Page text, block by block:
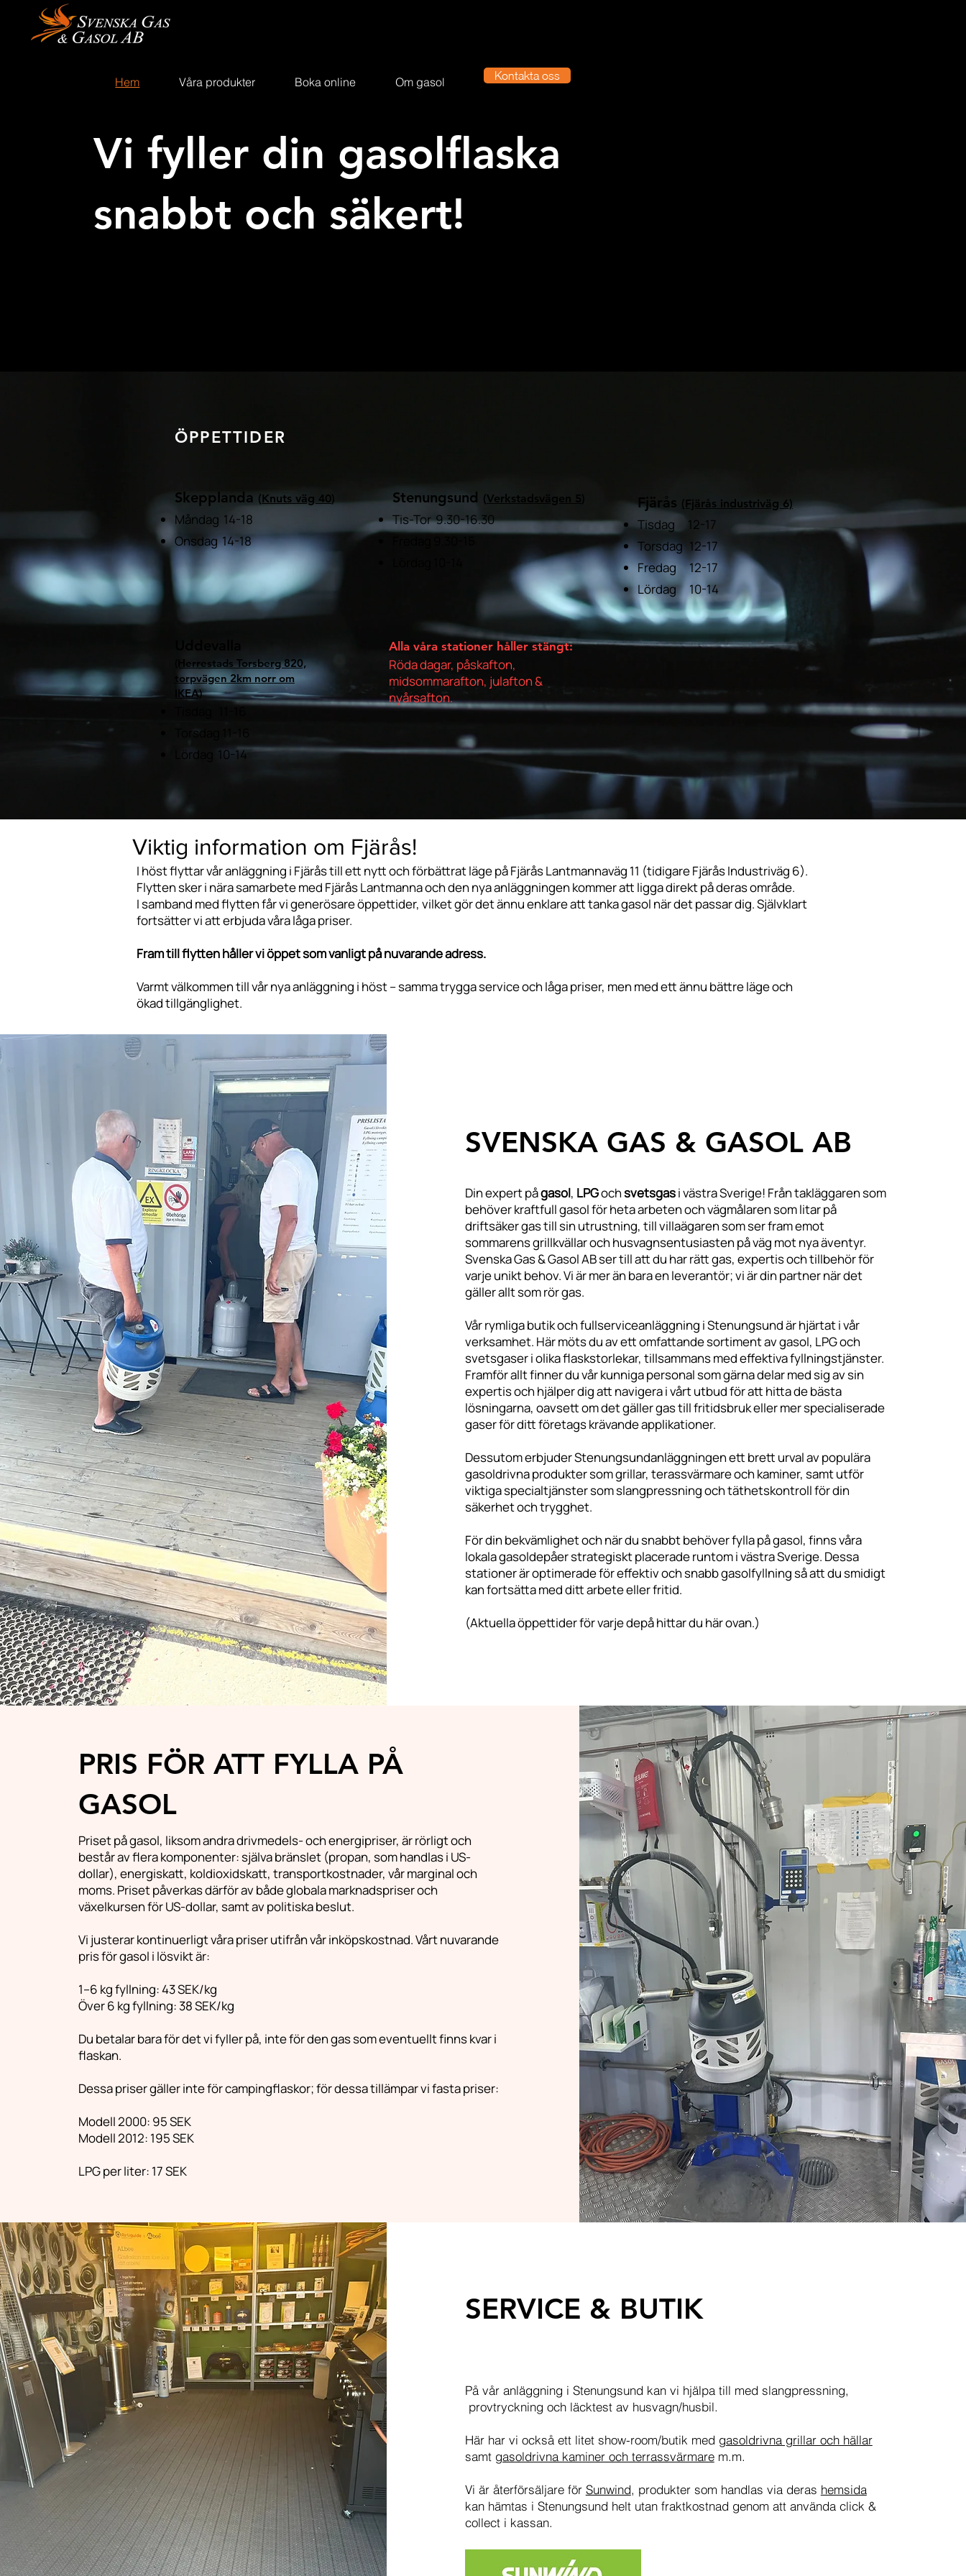
Hem Våra produkter Boka online Om gasol Kontakta oss
Vi fyller din gasolflaska
snabbt och säkert!
Skepplanda (Knuts väg 40)
Måndag 14-18
Onsdag 14-18
Stenungsund (Verkstadsvägen 5
Tis-Tor9.30-16.30
Fjärås (Fjärås industriväg 6)
Tisdag 12-17
Torsdag 12-17
Fredag 12-17
Lördag 10-14
(Herrestads Torsberg 820,
torpvägen 2km norr om
IKEA)
Torsdag 11-16
Lördag 10-14
Alla våra stationer håller stängt:
Röda dagar, påskafton,
midsommarafton, julafton &
nyårsafton.
ÖPPETTIDER
SVENSKA GAS & GASOL AB
Din expert pågasol, LPGochsvetsgasi västra Sverige! Från takläggaren som
behöver kraftfull gasol för heta arbeten och vägmålaren som litar på
driftsäker gas till sin utrustning, till villaägaren som ser fram emot
sommarens grillkvällar och husvagnsentusiasten på väg mot nya äventyr.
Svenska Gas & Gasol AB ser till att du har rätt gas, expertis och tillbehör för
varje unikt behov. Vi är mer än bara en leverantör; vi är din partner när det
gäller allt som rör gas.
Vår rymliga butik och fullserviceanläggning i Stenungsund är hjärtat i vår
verksamhet. Här möts du av ett omfattande sortiment av gasol, LPG och
svetsgaser i olika flaskstorlekar, tillsammans med effektiva fyllningstjänster.
Framför allt finner du vår kunniga personal som gärna delar med sig av sin
expertis och hjälper dig att navigera i vårt utbud för att hitta de bästa
lösningarna, oavsett om det gäller gas till fritidsbruk eller mer specialiserade
gaser för ditt företags krävande applikationer.
Dessutom erbjuder Stenungsundanläggningen ett brett urval av populära
gasoldrivna produkter som grillar, terassvärmare och kaminer, samt utför
viktiga specialtjänster som slangpressning och täthetskontroll för din
säkerhet och trygghet.
För din bekvämlighet och när du snabbt behöver fylla på gasol, finns våra
lokala gasoldepåer strategiskt placerade runtom i västra Sverige. Dessa
stationer är optimerade för effektiv och snabb gasolfyllning så att du smidigt
kan fortsätta med ditt arbete eller fritid.
(Aktuella öppettider för varje depå hittar du här ovan.)
Viktig information om Fjärås!
I höst flyttar vår anläggning i Fjärås till ett nytt och förbättrat läge på Fjärås Lantmannaväg 11 (tidigare Fjärås Industriväg 6).
Flytten sker i nära samarbete med Fjärås Lantmanna och den nya anläggningen kommer att ligga direkt på deras område.
I samband med flytten får vi generösare öppettider, vilket gör det ännu enklare att tanka gasol när det passar dig. Självklart
fortsätter vi att erbjuda våra låga priser.
Fram till flytten håller vi öppet som vanligt på nuvarande adress.
Varmt välkommen till vår nya anläggning i höst – samma trygga service och låga priser, men med ett ännu bättre läge och
ökad tillgänglighet.
PRIS FÖR ATT FYLLA PÅ
GASOL
Priset på gasol, liksom andra drivmedels- och energipriser, är rörligt och
består av flera komponenter: själva bränslet (propan, som handlas i US-
dollar), energiskatt, koldioxidskatt, transportkostnader, vår marginal och
moms. Priset påverkas därför av både globala marknadspriser och
växelkursen för US-dollar, samt av politiska beslut.
Vi justerar kontinuerligt våra priser utifrån vår inköpskostnad. Vårt nuvarande
pris för gasol i lösvikt är:
1–6 kg fyllning: 43 SEK/kg
Över 6 kg fyllning: 38 SEK/kg
Du betalar bara för det vi fyller på, inte för den gas som eventuellt finns kvar i
flaskan.
Dessa priser gäller inte för campingflaskor; för dessa tillämpar vi fasta priser:
Modell 2000: 95 SEK
Modell 2012: 195 SEK
LPG per liter: 17 SEK
SERVICE & BUTIK
På vår anläggning i Stenungsund kan vi hjälpa till med slangpressning,
provtryckning och läcktest av husvagn/husbil.
Här har vi också ett litet show-room/butik med gasoldrivna grillar och hällar
samt gasoldrivna kaminer och terrassvärmarem.m.
Vi är återförsäljare för Sunwind, produkter som handlas via deras hemsida
kan hämtas i Stenungsund helt utan fraktkostnad genom att använda click &
collect i kassan.